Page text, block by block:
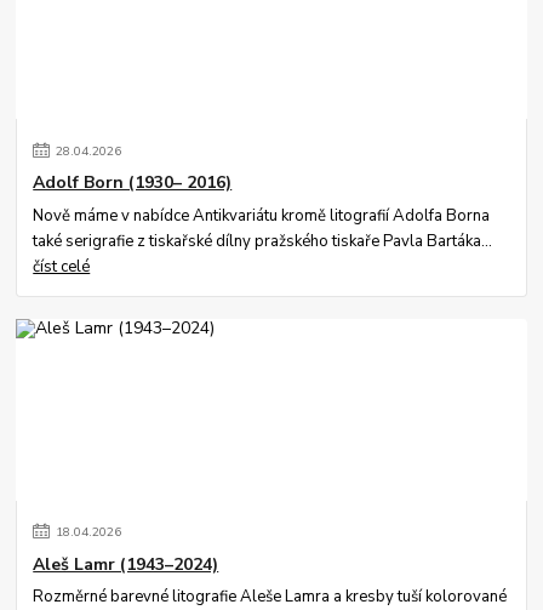
28.04.2026
Adolf Born (1930– 2016)
Nově máme v nabídce Antikvariátu kromě litografií Adolfa Borna
také serigrafie z tiskařské dílny pražského tiskaře Pavla Bartáka...
číst celé
18.04.2026
Aleš Lamr (1943–2024)
Rozměrné barevné litografie Aleše Lamra a kresby tuší kolorované